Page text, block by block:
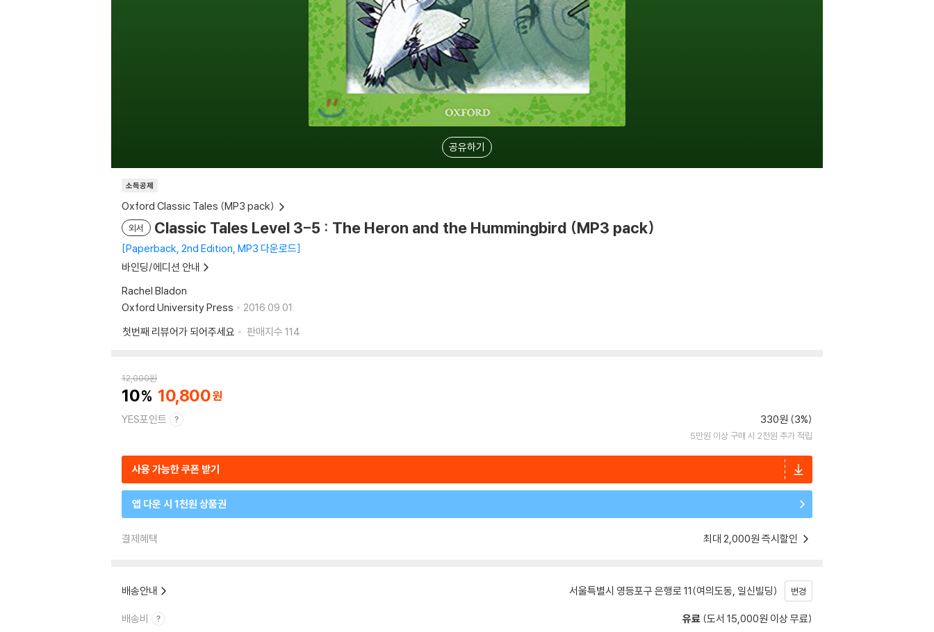
공유하기
소득공제
Oxford Classic Tales (MP3 pack)
외서 Classic Tales Level 3-5 : The Heron and the Hummingbird (MP3 pack)
Paperback, 2nd Edition, MP3 다운로드
바인딩/에디션 안내
Rachel Bladon
Oxford University Press
2016.09.01.
첫번째 리뷰어가 되어주세요
판매지수 114
12,000원
10 10,800
YES포인트 330원 (3%)
5만원 이상 구매 시 2천원 추가 적립
사용 가능한 쿠폰 받기
앱 다운 시 1천원 상품권
결제혜택 최대 2,000원 즉시할인
배송안내 서울특별시 영등포구 은행로 11(여의도동, 일신빌딩) 변경
배송비 유료 (도서 15,000원 이상 무료)